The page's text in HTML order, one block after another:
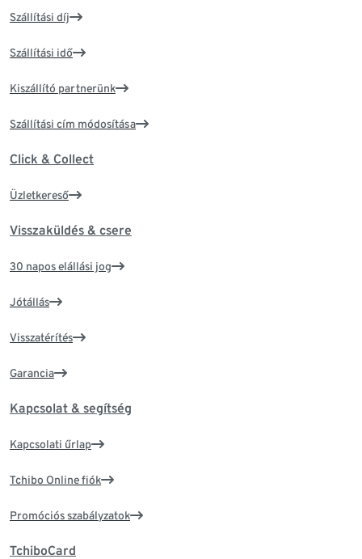
Szállítási díj
Szállítási idő
Kiszállító partnerünk
Szállítási cím módosítása
Click & Collect
Üzletkereső
Visszaküldés & csere
30 napos elállási jog
Jótállás
Visszatérítés
Garancia
Kapcsolat & segítség
Kapcsolati űrlap
Tchibo Online fiók
Promóciós szabályzatok
TchiboCard